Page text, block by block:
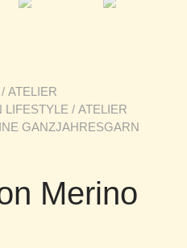
/ ATELIER
LIFESTYLE / ATELIER
GANZJAHRESGARN
Merino